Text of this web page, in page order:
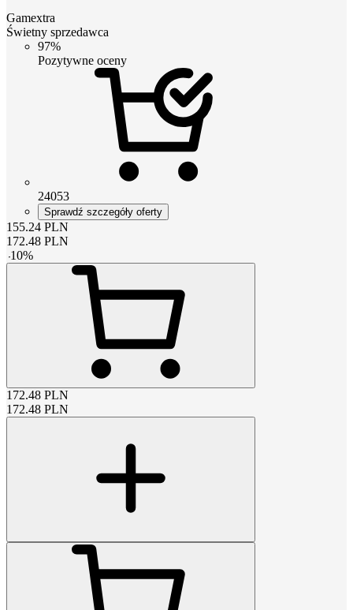
Gamextra
Świetny sprzedawca
97%
Pozytywne oceny
24053
Sprawdź szczegóły oferty
155.24 PLN
172.48 PLN
-10%
172.48 PLN
172.48 PLN